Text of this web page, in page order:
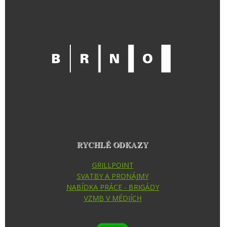
RYCHLÉ ODKAZY
GRILLPOINT
SVATBY A PRONÁJMY
NABÍDKA PRÁCE - BRIGÁDY
VZMB V MÉDIÍCH